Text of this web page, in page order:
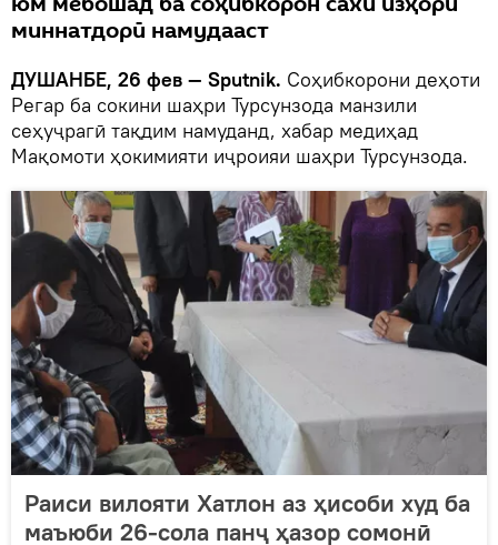
миннатдорӣ намудааст
ДУШАНБЕ, 26 фев — Sputnik. Соҳибкорони деҳоти
Регар ба сокини шаҳри Турсунзода манзили
сеҳуҷрагӣ тақдим намуданд, хабар медиҳад
Мақомоти ҳокимияти иҷроияи шаҳри Турсунзода.
Раиси вилояти Хатлон аз ҳисоби худ ба
маъюби 26-сола панҷ ҳазор сомонӣ